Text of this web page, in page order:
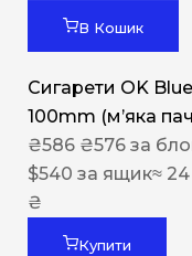
В Кошик
Сигарети OK
100mm (м’яка
₴586 ₴576 за
$540 за ящик≈
₴
Купити